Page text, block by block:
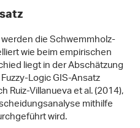
die Schwemmholz-
wie beim empirischen
liegt in der Abschätzung
Logic GIS-Ansatz
Ruiz-Villanueva et al. (2014),
mithilfe
wird.